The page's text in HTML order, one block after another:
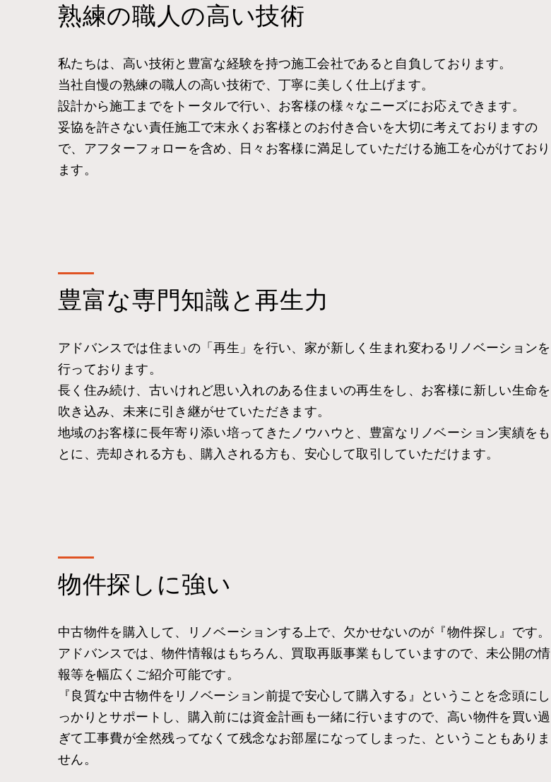
熟練の職人の高い技術
私たちは、高い技術と豊富な経験を持つ施工会社であると自負しております。
当社自慢の熟練の職人の高い技術で、丁寧に美しく仕上げます。
設計から施工までをトータルで行い、お客様の様々なニーズにお応えできます。
妥協を許さない責任施工で末永くお客様とのお付き合いを大切に考えておりますの
で、アフターフォローを含め、日々お客様に満足していただける施工を心がけており
ます。
豊富な専門知識と再生力
アドバンスでは住まいの「再生」を行い、家が新しく生まれ変わるリノベーションを
行っております。
長く住み続け、古いけれど思い入れのある住まいの再生をし、お客様に新しい生命を
吹き込み、未来に引き継がせていただきます。
地域のお客様に長年寄り添い培ってきたノウハウと、豊富なリノベーション実績をも
とに、売却される方も、購入される方も、安心して取引していただけます。
物件探しに強い
中古物件を購入して、リノベーションする上で、欠かせないのが『物件探し』です。
アドバンスでは、物件情報はもちろん、買取再販事業もしていますので、未公開の情
報等を幅広くご紹介可能です。
『良質な中古物件をリノベーション前提で安心して購入する』ということを念頭にし
っかりとサポートし、購入前には資金計画も一緒に行いますので、高い物件を買い過
ぎて工事費が全然残ってなくて残念なお部屋になってしまった、ということもありま
せん。